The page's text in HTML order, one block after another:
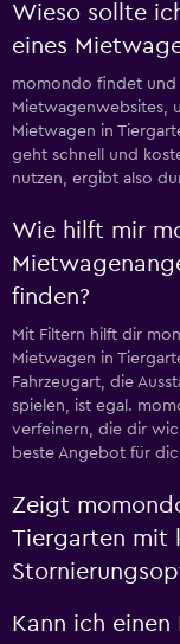
Wieso sollte
eines
momondo findet und
Mietwagenwebsites,
Mietwagen in
geht schnell und
nutzen, ergibt also
Wie hilft mir
finden?
Mit Filtern hilft dir
Mietwagen in
Fahrzeugart, die
spielen, ist egal.
verfeinern, die dir
beste Angebot für
Zeigt
Tiergarten mit
Kann ich